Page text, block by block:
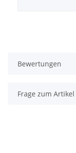
Bewertungen
Frage zum Artikel